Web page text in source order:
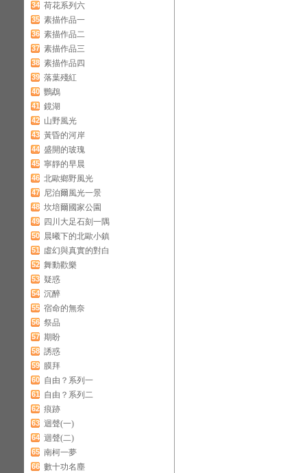
34 荷花系列六
35 素描作品一
36 素描作品二
37 素描作品三
38 素描作品四
39 落葉殘紅
40 鸚鵡
41 鏡湖
42 山野風光
43 黃昏的河岸
44 盛開的玻瑰
45 寧靜的早晨
46 北歐鄉野風光
47 尼泊爾風光一景
48 坎培爾國家公園
49 四川大足石刻一隅
50 晨曦下的北歐小鎮
51 虛幻與真實的對白
52 舞動歡樂
53 疑惑
54 沉醉
55 宿命的無奈
56 祭品
57 期盼
58 誘惑
59 膜拜
60 自由？系列一
61 自由？系列二
62 痕跡
63 迴聲(一)
64 迴聲(二)
65 南柯一夢
66 數十功名塵